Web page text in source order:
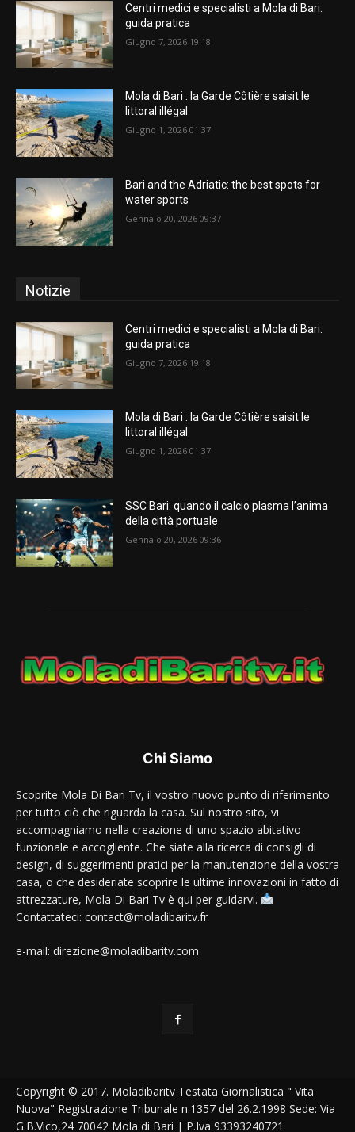
Centri medici e specialisti a Mola di Bari:
guida pratica
Giugno 7, 2026 19:18
Mola di Bari : la Garde Côtière saisit le
littoral illégal
Giugno 1, 2026 01:37
Bari and the Adriatic: the best spots for
water sports
Gennaio 20, 2026 09:37
Notizie
Centri medici e specialisti a Mola di Bari:
guida pratica
Giugno 7, 2026 19:18
Mola di Bari : la Garde Côtière saisit le
littoral illégal
Giugno 1, 2026 01:37
SSC Bari: quando il calcio plasma l’anima
della città portuale
Gennaio 20, 2026 09:36
Chi Siamo
Scoprite Mola Di Bari Tv, il vostro nuovo punto di riferimento
per tutto ciò che riguarda la casa. Sul nostro sito, vi
accompagniamo nella creazione di uno spazio abitativo
funzionale e accogliente. Che siate alla ricerca di consigli di
design, di suggerimenti pratici per la manutenzione della vostra
casa, o che desideriate scoprire le ultime innovazioni in fatto di
attrezzature, Mola Di Bari Tv è qui per guidarvi.
Contattateci: contact@moladibaritv.fr
e-mail: direzione@moladibaritv.com
Copyright © 2017. Moladibaritv Testata Giornalistica " Vita
Nuova" Registrazione Tribunale n.1357 del 26.2.1998 Sede: Via
G.B.Vico,24 70042 Mola di Bari | P.Iva 93393240721